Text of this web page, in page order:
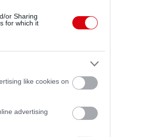
or Sharing
for which it
like cookies on
advertising
Benjamin Sesko
Casemiro
Crystal Palace